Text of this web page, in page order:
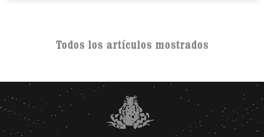
Todos los artículos mostrados